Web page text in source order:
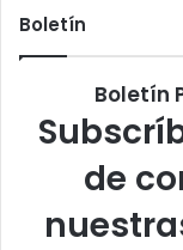
Boletín
Boletín
de